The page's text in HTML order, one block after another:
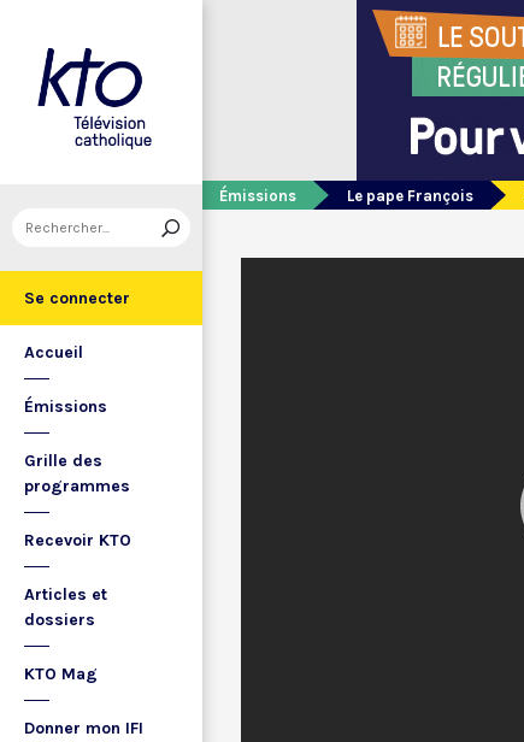
Se connecter
Accueil
Émissions
Grille des
programmes
Recevoir KTO
Articles et
dossiers
KTO Mag
Donner mon IFI
Émissions Le pape François